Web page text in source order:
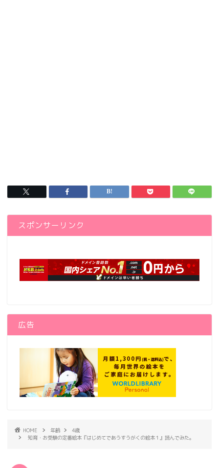
スポンサーリンク
広告
HOME 年齢
4歳
知育・お受験の定番絵本『はじめてであうすうがくの絵本１』読んでみた。